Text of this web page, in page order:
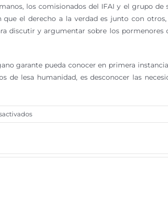
los comisionados del IFAI y el grupo
el derecho a la verdad es junto con
discutir y argumentar sobre los pormenores
garante pueda conocer en primera
de lesa humanidad, es desconocer las
en
Derecho
verdad